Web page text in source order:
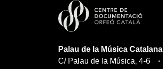
Palau de la Música Catalana
C/ Palau de la Música, 4-6